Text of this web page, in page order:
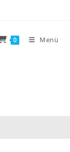
0 Menü